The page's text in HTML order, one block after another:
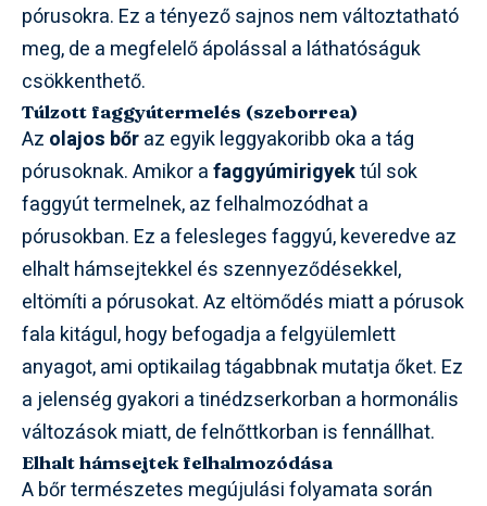
pórusokra. Ez a tényező sajnos nem változtatható
meg, de a megfelelő ápolással a láthatóságuk
csökkenthető.
Túlzott faggyútermelés (szeborrea)
Az olajos bőraz egyik leggyakoribb oka a tág
pórusoknak. Amikor afaggyúmirigyektúl sok
faggyút termelnek, az felhalmozódhat a
pórusokban. Ez a felesleges faggyú, keveredve az
elhalt hámsejtekkel és szennyeződésekkel,
eltömíti a pórusokat. Az eltömődés miatt a pórusok
fala kitágul, hogy befogadja a felgyülemlett
anyagot, ami optikailag tágabbnak mutatja őket. Ez
a jelenség gyakori a tinédzserkorban a hormonális
változások miatt, de felnőttkorban is fennállhat.
Elhalt hámsejtek felhalmozódása
A bőr természetes megújulási folyamata során